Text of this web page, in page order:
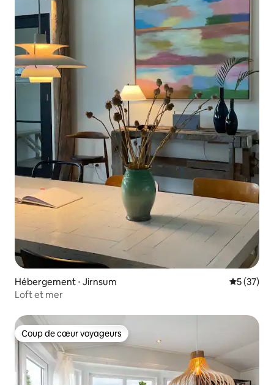
Hébergement ⋅ Jirnsum
5 (37)
Loft et mer
Coup de cœur voyageurs
Coup de cœur voyageurs